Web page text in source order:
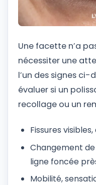
Une facette n’a
nécessiter une
l’un des signes ci-
évaluer si un
recollage ou un
Fissures
Changement
ligne foncée
Mobilité,